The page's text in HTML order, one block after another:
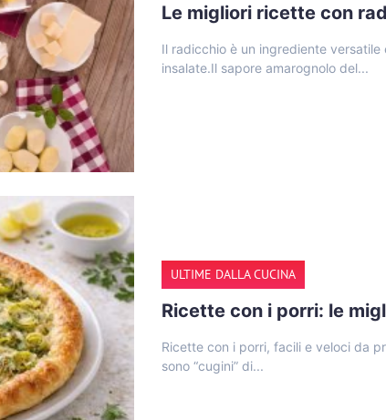
Le migliori ricette con
Il radicchio è un ingrediente
insalate.Il sapore amarognolo del...
ULTIME DALLA CUCINA
Ricette con i porri: le
Ricette con i porri, facili e veloci da
sono “cugini” di...